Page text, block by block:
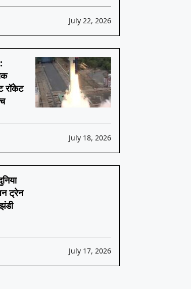
July 22, 2026
रॉकेट
July 18, 2026
ट्रेन
July 17, 2026